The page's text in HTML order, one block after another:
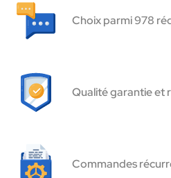
Choix parmi 978
Qualité garantie et
Commandes